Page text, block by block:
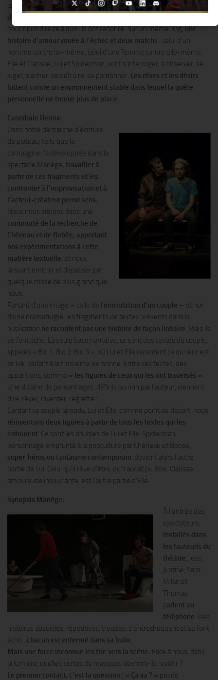
appartenait plus. Ils
laissent surgir les souvenirs et les tigres
domestiques de leur enfance
pour nous dire ce à quoi ils ont renoncé. Sur un même ring,une
histoire d’amour vouée à l’échec et deux matchs : celui d’un
homme contre lui-même, celui d’une femme contre elle-même.
Elle et Clarisse, Lui et Spiderman, vont s’interroger, s’observer, se
juger, s’aimer, se détruire, se pardonner. Les rêves et les désirs
luttent contre un environnement stable dans lequel la quête
personnelle ne trouve plus de place.
Cannibale Remix:
Dans notre démarche d’écriture
de plateau, telle que la
compagnie l’a développée dans le
spectacle Manège, travailler à
partir de ces fragments et les
confronter à l’improvisation et à
l’acteur-créateur prend sens.
Nous nous situons dans une
continuité de la recherche de
Chéneau et de Bobée, apportant
nos expérimentations à cette
matière textuelle, et nous
laissant enrichir et dépasser par
quelque chose de plus grand que
nous.
Partant d’une image – celle de l’immolation d’un couple – et non
d’une dramaturgie, les fragments de textes présents dans la
publication ne racontent pas une histoire de façon linéaire. Mais ils
se font écho. La seule base narrative, ce sont des textes du couple,
appelés « Bio 1, Bio 2, Bio 3 », où Lui et Elle racontent ce qui leur est
arrivé, parlant à la troisième personne. Entre ces textes, des
apparitions, comme « les figures de ceux qui les ont traversés ».
Une dizaine de personnages, définis ou non par l’auteur, viennent
dire, rêver, inventer, regretter.
Gardant ce couple lambda, Lui et Elle, comme point de départ, nous
réinventons deux figures à partir de tous les textes qui les
entourent. Ce sont les doubles de Lui et Elle. Spiderman,
personnage emprunté à la popculture par Chéneau et Bobée,
super-héros ou fantasme contemporain, devient alors l’autre
partie de Lui. Celui qu’il rêve d’être, qu’il aurait pu être. Clarisse,
amoureuse insouciante, est l’autre partie d’Elle.
Synopsis Manège:
À l’entrée des
spectateurs,
installés dans
les fauteuils du
théâtre, Jess,
Justine, Sam,
Milan et
Thomas
parlent au
téléphone. Des
histoires absurdes, répétitives, trouées, s’entrechoquent et se font
écho ; chacun est enfermé dans sa bulle.
Mais une force inconnue les tire vers la scène. Face à nous, dans
la lumière, quelles sortes de masques devront-ils revêtir ?
Le premier contact, c’est la question : « Ça va ? » posée